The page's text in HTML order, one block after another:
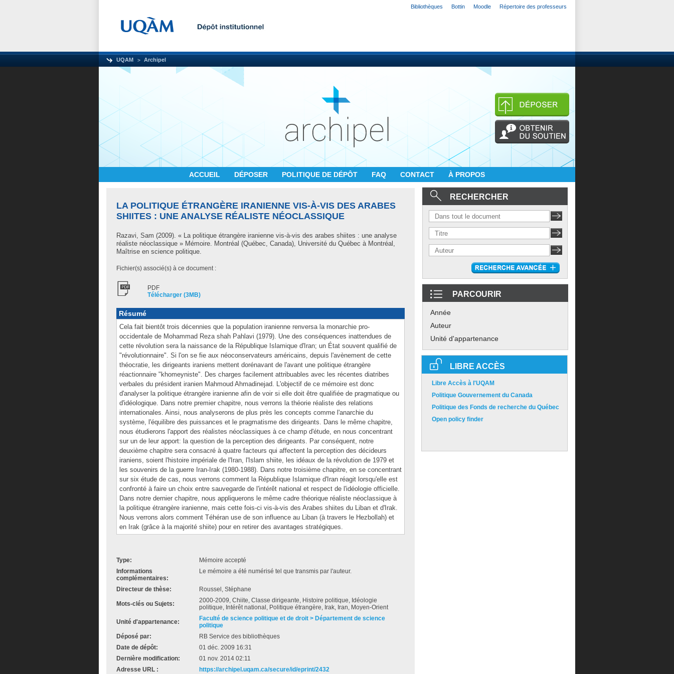
Bibliothèques Bottin Moodle Répertoire des professeurs
UQAM Archipel
ACCUEIL DÉPOSER POLITIQUE DE DÉPÔT FAQ CONTACT À PROPOS
LA POLITIQUE ÉTRANGÈRE IRANIENNE VIS-À-VIS DES ARABES
SHIITES : UNE ANALYSE RÉALISTE NÉOCLASSIQUE
Razavi, Sam (2009). « La politique étrangère iranienne vis-à-vis des arabes shiites : une analyse
réaliste néoclassique » Mémoire. Montréal (Québec, Canada), Université du Québec à Montréal,
Maîtrise en science politique.
Fichier(s) associé(s) à ce document :
PDF
Télécharger (3MB)
Résumé
Cela fait bientôt trois décennies que la population iranienne renversa la monarchie pro-
occidentale de Mohammad Reza shah Pahlavi (1979). Une des conséquences inattendues de
cette révolution sera la naissance de la République Islamique d'Iran; un État souvent qualifié de
"révolutionnaire". Si l'on se fie aux néoconservateurs américains, depuis l'avènement de cette
théocratie, les dirigeants iraniens mettent dorénavant de l'avant une politique étrangère
réactionnaire "khomeyniste". Des charges facilement attribuables avec les récentes diatribes
verbales du président iranien Mahmoud Ahmadinejad. L'objectif de ce mémoire est donc
d'analyser la politique étrangère iranienne afin de voir si elle doit être qualifiée de pragmatique ou
d'idéologique. Dans notre premier chapitre, nous verrons la théorie réaliste des relations
internationales. Ainsi, nous analyserons de plus près les concepts comme l'anarchie du
système, l'équilibre des puissances et le pragmatisme des dirigeants. Dans le même chapitre,
nous étudierons l'apport des réalistes néoclassiques à ce champ d'étude, en nous concentrant
sur un de leur apport: la question de la perception des dirigeants. Par conséquent, notre
deuxième chapitre sera consacré à quatre facteurs qui affectent la perception des décideurs
iraniens, soient l'histoire impériale de l'Iran, l'Islam shiite, les idéaux de la révolution de 1979 et
les souvenirs de la guerre Iran-Irak (1980-1988). Dans notre troisième chapitre, en se concentrant
sur six étude de cas, nous verrons comment la République Islamique d'Iran réagit lorsqu'elle est
confronté à faire un choix entre sauvegarde de l'intérêt national et respect de l'idéologie officielle.
Dans notre dernier chapitre, nous appliquerons le même cadre théorique réaliste néoclassique à
la politique étrangère iranienne, mais cette fois-ci vis-à-vis des Arabes shiites du Liban et d'Irak.
Nous verrons alors comment Téhéran use de son influence au Liban (à travers le Hezbollah) et
en Irak (grâce à la majorité shiite) pour en retirer des avantages stratégiques.
Type:
Mémoire accepté
Informations
complémentaires:
Le mémoire a été numérisé tel que transmis par l'auteur.
Directeur de thèse: Roussel, Stéphane
Mots-clés ou Sujets:
2000-2009, Chiite, Classe dirigeante, Histoire politique, Idéologie
politique, Intérêt national, Politique étrangère, Irak, Iran, Moyen-Orient
Unité d'appartenance:
Faculté de science politique et de droit > Département de science
politique
Déposé par:
RB Service des bibliothèques
Date de dépôt:
01 déc. 2009 16:31
Dernière modification:
01 nov. 2014 02:11
Adresse URL :
https://archipel.uqam.ca/secure/id/eprint/2432
RECHERCHER
PARCOURIR
Année
Auteur
Unité d'appartenance
LIBRE ACCÈS
Libre Accès à l'UQAM
Politique Gouvernement du Canada
Politique des Fonds de recherche du Québec
Open policy finder